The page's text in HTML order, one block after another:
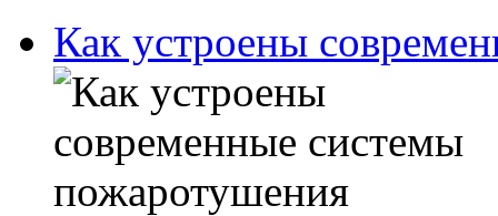
Как устроены